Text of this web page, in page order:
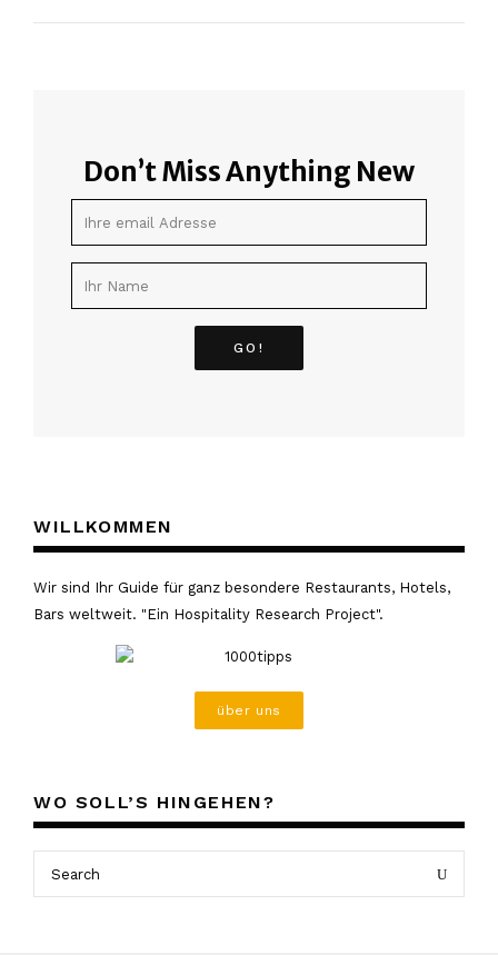
Don’t Miss Anything New
WILLKOMMEN
Wir sind Ihr Guide für ganz besondere Restaurants, Hotels,
Bars weltweit. "Ein Hospitality Research Project".
über uns
WO SOLL’S HINGEHEN?
Search